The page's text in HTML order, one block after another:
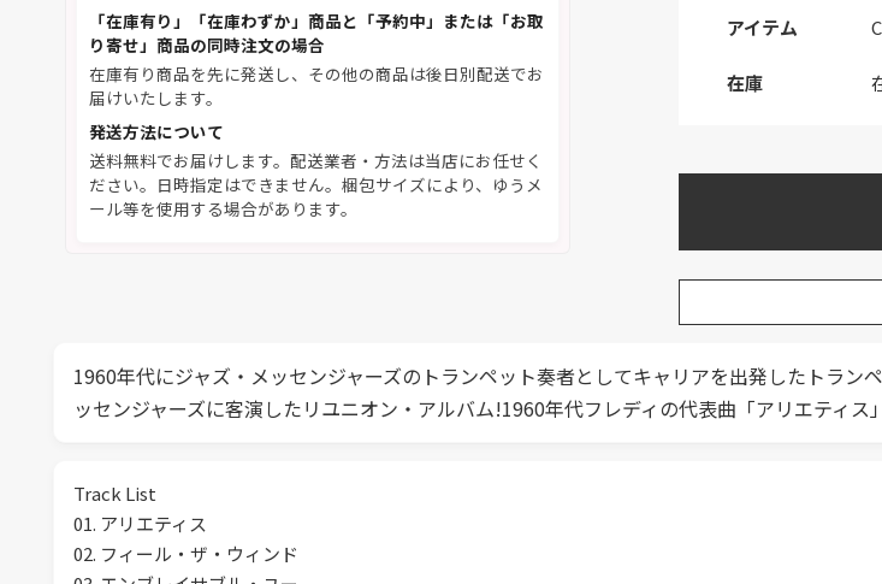
「在庫有り」「在庫わずか」商品と「予約中」または「お取
り寄せ」商品の同時注文の場合
在庫有り商品を先に発送し、その他の商品は後日別配送でお
届けいたします。
発送方法について
送料無料でお届けします。配送業者・方法は当店にお任せく
ださい。日時指定はできません。梱包サイズにより、ゆうメ
ール等を使用する場合があります。
アイテム
在庫
1960年代にジャズ・メッセンジャーズのトランペット奏者としてキャリアを出発したトラ
ッセンジャーズに客演したリユニオン・アルバム!1960年代フレディの代表曲「アリエティス
Track List
01. アリエティス
02. フィール・ザ・ウィンド